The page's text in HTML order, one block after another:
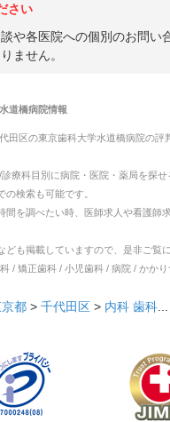
さい
や各医院への個別のお問い
ません。
道橋病院情報
田区の東京歯科大学水道橋病院の評
療科目別に病院・医院・薬局を探
の検索も可能です。
間を調べたい時、医師求人や看護師
ども掲載していますので、是非ご覧
/ 矯正歯科 / 小児歯科 / 病院 / かかり
都 > 千代田区 > 内科 歯科